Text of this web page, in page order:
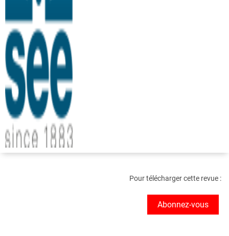
Pour télécharger cette revue :
Abonnez-vous